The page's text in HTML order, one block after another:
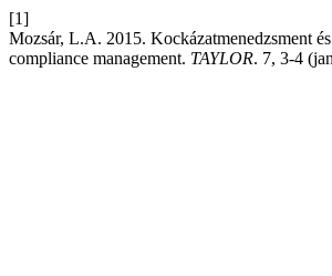
[1]
Mozsár, L.A. 2015. Kockázatmenedzsment
compliance management. TAYLOR. 7, 3-4